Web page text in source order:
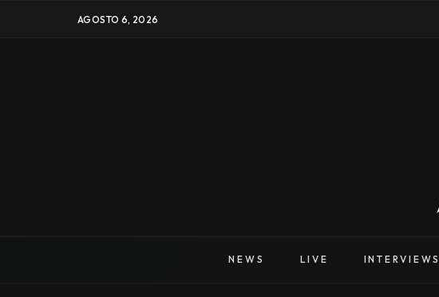
AGOSTO 6, 2026
NEWS LIVE INTERVIEWS